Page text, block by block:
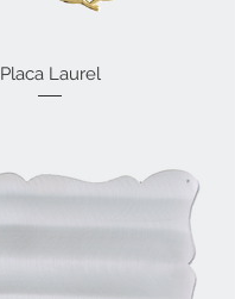
Placa Laurel